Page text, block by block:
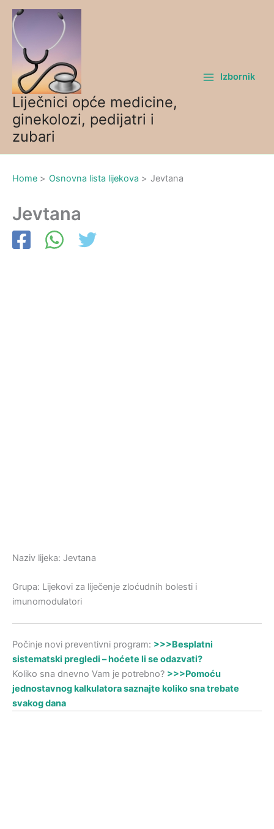
Skip
content
Liječnici opće medicine,
ginekolozi, pedijatri i
zubari
Izbornik
Home Osnovna lista lijekova Jevtana
Jevtana
Naziv lijeka: Jevtana
Grupa: Lijekovi za liječenje zloćudnih bolesti i
imunomodulatori
Počinje novi preventivni program: >>>Besplatni
sistematski pregledi – hoćete li se odazvati?
Koliko sna dnevno Vam je potrebno? >>>Pomoću
jednostavnog kalkulatora saznajte koliko sna trebate
svakog dana